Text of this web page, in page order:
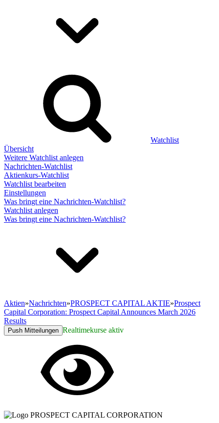
Watchlist
Übersicht
Weitere Watchlist anlegen
Nachrichten-Watchlist
Aktienkurs-Watchlist
Watchlist bearbeiten
Einstellungen
Was bringt eine Nachrichten-Watchlist?
Watchlist anlegen
Was bringt eine Nachrichten-Watchlist?
Aktien»Nachrichten»PROSPECT CAPITAL AKTIE»Prospect
Capital Corporation: Prospect Capital Announces March 2026
Results
Push Mitteilungen Realtimekurse aktiv